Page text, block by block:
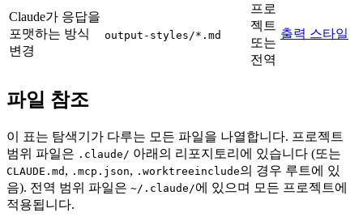
Claude가 응답을
포맷하는 방식
변경
output-styles/*.md
프로
젝트
또는
전역
출력 스타일
파일 참조
이 표는 탐색기가 다루는 모든 파일을 나열합니다. 프로젝트
범위 파일은 .claude/ 아래의 리포지토리에 있습니다 (또는
CLAUDE.md , .mcp.json, .worktreeinclude의 경우 루트에 있
음). 전역 범위 파일은 ~/.claude/에 있으며 모든 프로젝트에
적용됩니다.